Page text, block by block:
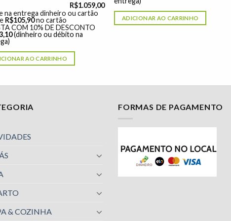
R$1.059,00
na entrega dinheiro ou cartão
R$105,90no cartão
COM 10% DE DESCONTO
(dinheiro ou débito na
AO CARRINHO
ADICIONAR AO CARRINHO
& COZINHA
FORMAS DE PAGAMENTO